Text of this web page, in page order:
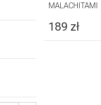
MALACHITAMI
189 zł